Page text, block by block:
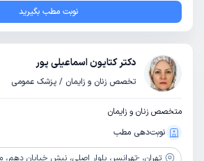
نوبت مطب بگیرید
دکتر کتایون اسماعیلی پور
تخصص زنان و زایمان / پزشک عمومی
متخصص زنان و زایمان
نوبت‌دهی مطب
تهران، -تهرانسر، بلوار اصلی، نبش خیابان دهم،